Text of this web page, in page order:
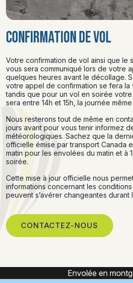
CONFIRMATION DE VOL
Votre confirmation de vol ainsi que le
vous sera communiqué lors de votre
quelques heures avant le décollage.
votre appel de confirmation se fera la
tandis que pour un vol en soirée
sera entre 14h et 15h, la journée
Nous resterons tout de même en
jours avant pour vous tenir informez
météorologiques. Sachez que la
officielle émise par transport Canada
matin pour les envolées du matin et à
soirée.
Cette mise à jour officielle nous
informations concernant les
peuvent s’avérer changeantes durant
CONTACTEZ-NOUS